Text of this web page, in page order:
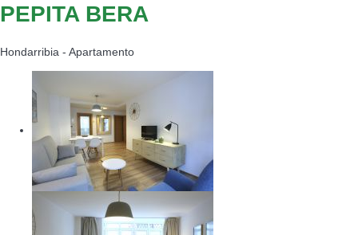
PEPITA BERA
Hondarribia - Apartamento